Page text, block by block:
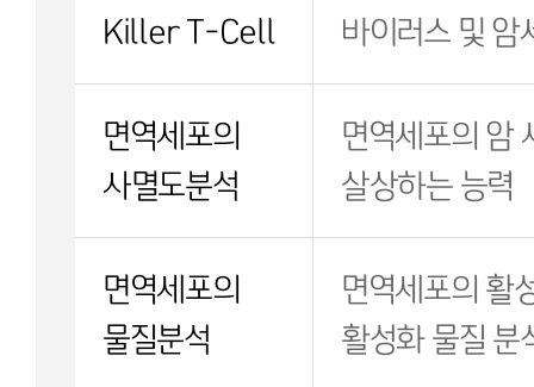
Killer T-Cell 바이러스 및 암
면역세포의
사멸도분석
면역세포의 암
살상하는 능력
면역세포의
물질분석
면역세포의 활
활성화 물질 분